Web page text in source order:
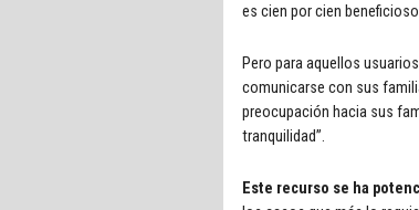
es cien por cien
Pero para aquellos
comunicarse con sus
preocupación hacia sus
tranquilidad”.
Este recurso se ha